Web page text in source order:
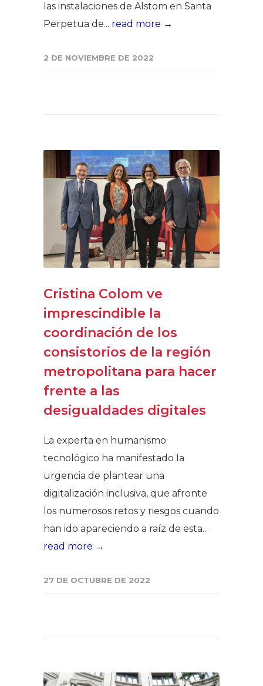
las instalaciones de Alstom en Santa
Perpetua de... read more →
2 DE NOVIEMBRE DE 2022
Cristina Colom ve
imprescindible la
coordinación de los
consistorios de la región
metropolitana para hacer
frente a las
desigualdades digitales
La experta en humanismo
tecnológico ha manifestado la
urgencia de plantear una
digitalización inclusiva, que afronte
los numerosos retos y riesgos cuando
han ido apareciendo a raíz de esta...
read more →
27 DE OCTUBRE DE 2022